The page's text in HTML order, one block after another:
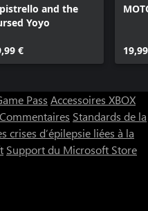
par un orchestre.
and the
Yoyo
€
Pass Accessoires XBOX
Commentaires Standards de la
crises d’épilepsie liées à la
Support du Microsoft Store